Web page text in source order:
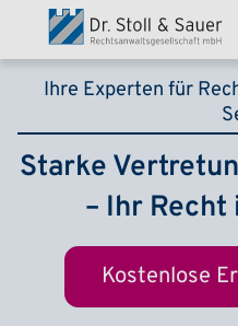
Direkt zum Inhalt
Ihre Experten für
Starke
– Ihr
Kostenlose